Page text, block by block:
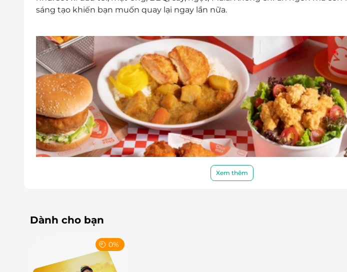
sáng tạo khiến bạn muốn quay lại ngay lần nữa.
Snack & món phụ "gây mê" - Ăn là dính!
Xem thêm
Dành cho bạn
0%